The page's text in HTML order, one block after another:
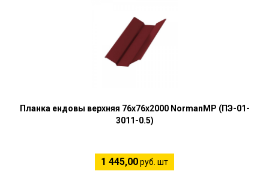
Планка ендовы верхняя 76х76х2000 NormanMP (ПЭ-01-
3011-0.5)
1 445,00руб. шт